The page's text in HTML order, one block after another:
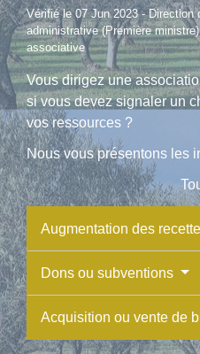
Vérifié le 07 Jun 2023 - Direction
administrative (Première
associative
Vous dirigez une
si vous devez signaler un
vos ressources ?
Nous vous présentons les
Augmentation des
Dons ou subventions
Acquisition ou vente de